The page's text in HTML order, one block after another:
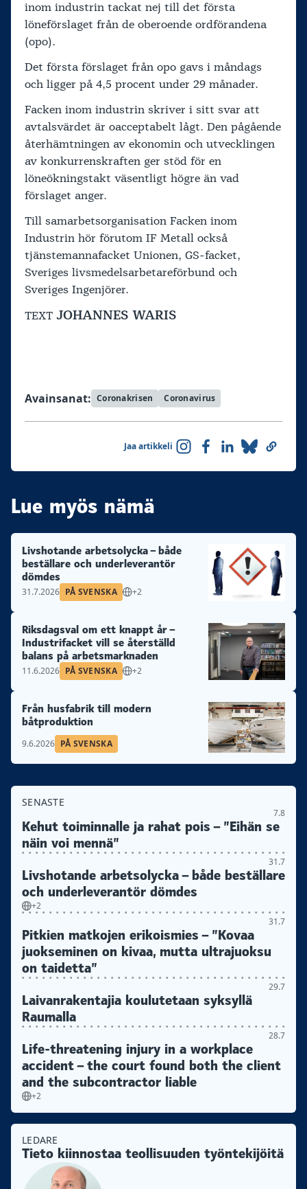
inom industrin tackat nej till det första
löneförslaget från de oberoende ordförandena
(opo).
Det första förslaget från opo gavs i måndags
och ligger på 4,5 procent under 29 månader.
Facken inom industrin skriver i sitt svar att
avtalsvärdet är oacceptabelt lågt. Den pågående
återhämtningen av ekonomin och utvecklingen
av konkurrenskraften ger stöd för en
löneökningstakt väsentligt högre än vad
förslaget anger.
Till samarbetsorganisation Facken inom
Industrin hör förutom IF Metall också
tjänstemannafacket Unionen, GS-facket,
Sveriges livsmedelsarbetareförbund och
Sveriges Ingenjörer.
TEXT JOHANNES WARIS
Avainsanat: Coronakrisen Coronavirus
Jaa artikkeli
Lue myös nämä
Livshotande arbetsolycka – både
beställare och underleverantör
dömdes
31.7.2026 PÅ SVENSKA +2
Riksdagsval om ett knappt år –
Industrifacket vill se återställd
balans på arbetsmarknaden
11.6.2026 PÅ SVENSKA +2
Från husfabrik till modern
båtproduktion
9.6.2026 PÅ SVENSKA
SENASTE
7.8
Kehut toiminnalle ja rahat pois – ”Eihän se
näin voi mennä”
31.7
Livshotande arbetsolycka – både beställare
och underleverantör dömdes
+2
31.7
Pitkien matkojen erikoismies – ”Kovaa
juokseminen on kivaa, mutta ultrajuoksu
on taidetta”
29.7
Laivanrakentajia koulutetaan syksyllä
Raumalla
28.7
Life-threatening injury in a workplace
accident – the court found both the client
and the subcontractor liable
+2
LEDARE
Tieto kiinnostaa teollisuuden työntekijöitä